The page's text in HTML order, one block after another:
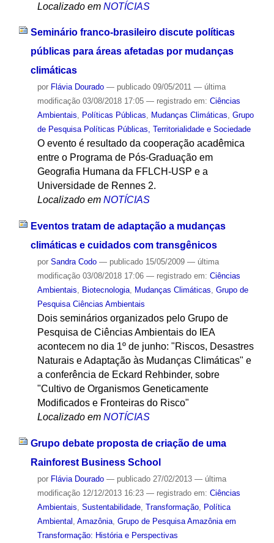
Localizado em NOTÍCIAS
Seminário franco-brasileiro discute políticas
públicas para áreas afetadas por mudanças
climáticas
por Flávia Dourado — publicado09/05/2011 — última
modificação03/08/2018 17:05 — registrado em: Ciências
Ambientais, Políticas Públicas, Mudanças Climáticas, Grupo
de Pesquisa Políticas Públicas, Territorialidade e Sociedade
O evento é resultado da cooperação acadêmica
entre o Programa de Pós-Graduação em
Geografia Humana da FFLCH-USP e a
Universidade de Rennes 2.
Localizado em NOTÍCIAS
Eventos tratam de adaptação a mudanças
climáticas e cuidados com transgênicos
por Sandra Codo — publicado15/05/2009 — última
modificação03/08/2018 17:06 — registrado em: Ciências
Ambientais, Biotecnologia, Mudanças Climáticas, Grupo de
Pesquisa Ciências Ambientais
Dois seminários organizados pelo Grupo de
Pesquisa de Ciências Ambientais do IEA
acontecem no dia 1º de junho: "Riscos, Desastres
Naturais e Adaptação às Mudanças Climáticas" e
a conferência de Eckard Rehbinder, sobre
"Cultivo de Organismos Geneticamente
Modificados e Fronteiras do Risco"
Localizado em NOTÍCIAS
Grupo debate proposta de criação de uma
Rainforest Business School
por Flávia Dourado — publicado27/02/2013 — última
modificação12/12/2013 16:23 — registrado em: Ciências
Ambientais Sustentabilidade, Transformação, Política
Ambiental Amazônia, Grupo de Pesquisa Amazônia em
Transformação: História e Perspectivas